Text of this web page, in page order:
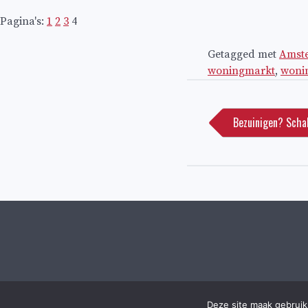
Pagina's: 1 2 3 4
Getagged met
woningmarkt,
navigatie
Bezuinigen?
Deze site maak